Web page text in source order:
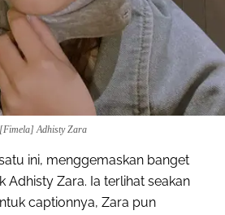
[Fimela] Adhisty Zara
ini, menggemaskan banget
Adhisty Zara. Ia terlihat seakan
captionnya, Zara pun